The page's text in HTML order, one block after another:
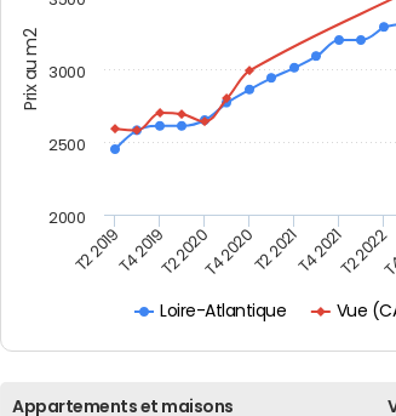
Prix au m2
Loire-Atlantique Vue
T2 2019T4 2019T2 2020T4 2020T2 2021T4 2021T2 2022
2000
2500
3000
Appartements et maisons